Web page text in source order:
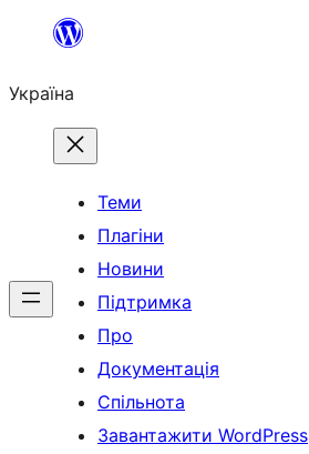
Перейти
вмісту
Україна
Теми
Плагіни
Новини
Підтримка
Про
Документація
Спільнота
Завантажити WordPress